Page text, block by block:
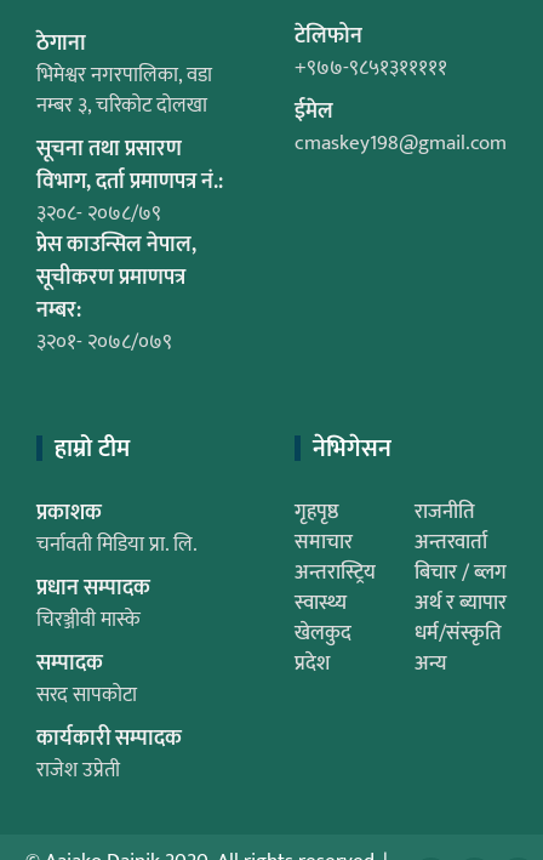
ठेगाना
भिमेश्वर नगरपालिका, वडा
नम्बर ३, चरिकोट दोलखा
सूचना तथा प्रसारण
विभाग, दर्ता प्रमाणपत्र नं.:
३२०८- २०७८/७९
प्रेस काउन्सिल नेपाल,
सूचीकरण प्रमाणपत्र
नम्बर:
३२०१- २०७८/०७९
टेलिफोन
+९७७-९८५१३१११११
ईमेल
cmaskey198@gmail.com
हाम्रो टीम
प्रकाशक
चर्नावती मिडिया प्रा. लि.
प्रधान सम्पादक
चिरञ्जीवी मास्के
सम्पादक
सरद सापकोटा
कार्यकारी सम्पादक
राजेश उप्रेती
नेभिगेसन
गृहपृष्ठ
राजनीति
समाचार
अन्तरवार्ता
अन्तरास्ट्रिय
बिचार / ब्लग
स्वास्थ्य
अर्थ र ब्यापार
खेलकुद
धर्म/संस्कृति
प्रदेश
अन्य